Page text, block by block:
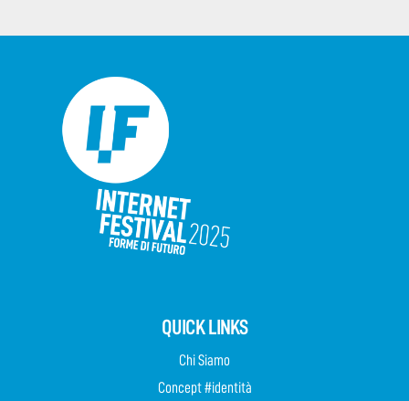
QUICK LINKS
Chi Siamo
Concept #identità